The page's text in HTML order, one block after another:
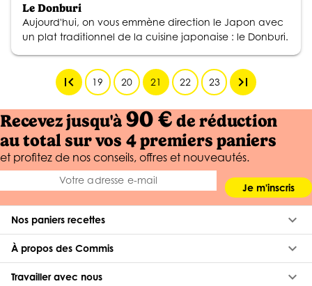
Le Donburi
Aujourd'hui, on vous emmène direction le Japon avec
un plat traditionnel de la cuisine japonaise : le Donburi.
first_page 19 20 21 22 23 last_page
Recevez jusqu'à 90 €de réduction
au total sur vos 4 premiers paniers
et profitez de nos conseils, offres et nouveautés.
Je m'inscris
Nos paniers recettes keyboard_arrow_down
À propos des Commis keyboard_arrow_down
Travailler avec nous keyboard_arrow_down